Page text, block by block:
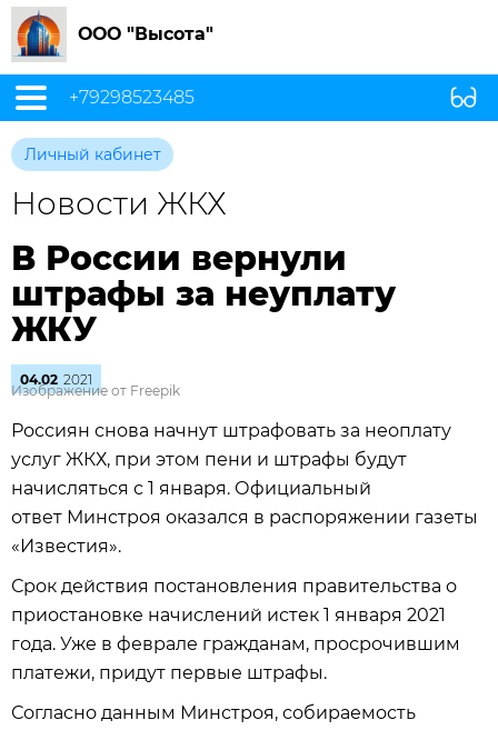
ООО "Высота"
+79298523485
Личный кабинет
Новости ЖКХ
В России вернули
штрафы за неуплату
ЖКУ
04.02 2021
Изображение от Freepik
Россиян снова начнут штрафовать за неоплату
услуг ЖКХ, при этом пени и штрафы будут
начисляться с 1 января. Официальный
ответ Минстроя оказался в распоряжении газеты
«Известия».
Срок действия постановления правительства о
приостановке начислений истек 1 января 2021
года. Уже в феврале гражданам, просрочившим
платежи, придут первые штрафы.
Согласно данным Минстроя, собираемость